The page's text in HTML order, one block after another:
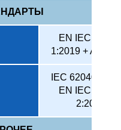
EN IEC
1:2019 +
IEC 62040-
EN IEC
2:2018